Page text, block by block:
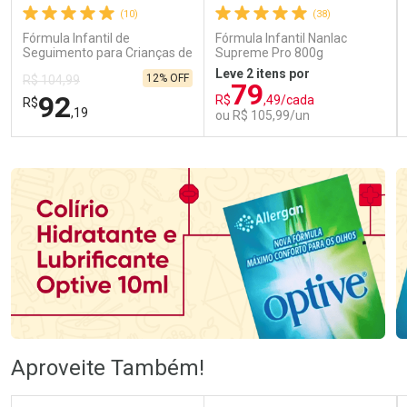
(10)
Fórmula Infantil de
Seguimento para Crianças de
Primeira Infância Nestonutri
2 Unidades de 800g cada
R$ 104,99
R$92,19
12% OFF
(38)
Fórmula Infantil Nanlac
Supreme Pro 800g
Leve 2 itens por
R$79,49/cada
ou R$ 105,99/un
Laboratório
Por Menos
Aproveite Também!